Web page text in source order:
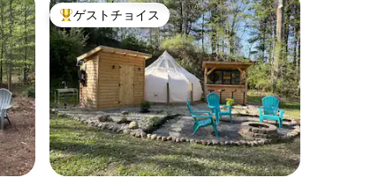
大好評のゲストチョイスです。
ゲストチョイス